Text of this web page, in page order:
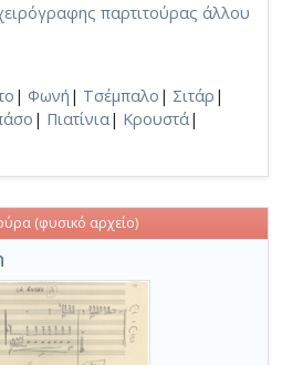
παρτιτούρας άλλου
| Φωνή | Τσέμπαλο | Σιτάρ |
| Πιατίνια| Κρουστά|
(φυσικό αρχείο)